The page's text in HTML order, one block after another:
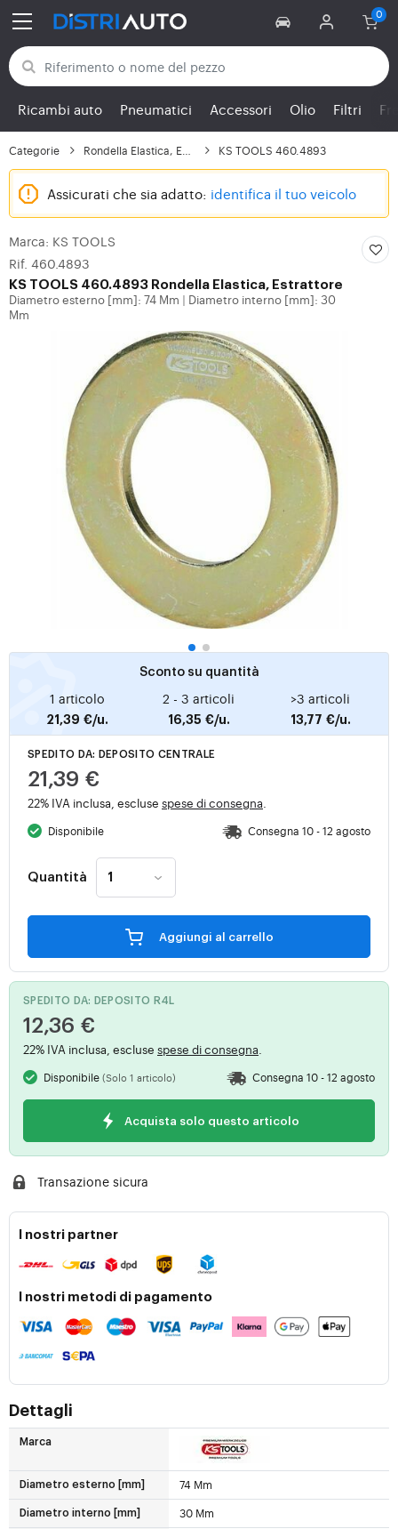
Torna alle categorie
Ricambi auto Pneumatici Accessori Olio Filtri
Categorie KS TOOLS 460.4893
Assicurati che sia adatto: identifica il tuo veicolo
Marca: KS TOOLS
Rif. 460.4893
KS TOOLS 460.4893 Rondella Elastica, Estrattore
Diametro esterno [mm]: 74 Mm
Diametro interno [mm]: 30
Mm
Sconto su quantità
1 articolo
21,39 €/u.
2 - 3 articoli
16,35 €/u.
>3 articoli
13,77 €/u.
SPEDITO DA: DEPOSITO CENTRALE
21,39 €
22% IVA inclusa, escluse spese di consegna
Disponibile Consegna 10 - 12 agosto
Quantità
Aggiungi al carrello
SPEDITO DA: DEPOSITO R4L
12,36 €
22% IVA inclusa, escluse spese di consegna
Disponibile(Solo 1 articolo) Consegna 10 - 12 agosto
Acquista solo questo articolo
Transazione sicura
I nostri partner
I nostri metodi di pagamento
Dettagli
Marca
Diametro esterno [mm] 74 Mm
Diametro interno [mm] 30 Mm